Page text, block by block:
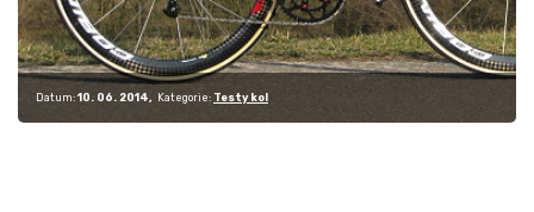
Datum: 10. 06. 2014 Kategorie: Testy kol